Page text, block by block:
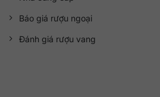
Báo giá rượu ngoại
Đánh giá rượu vang